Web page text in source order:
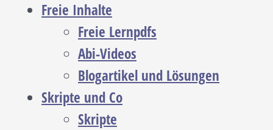
Freie Inhalte
Freie Lernpdfs
Abi-Videos
Blogartikel und Lösungen
Skripte und Co
Skripte